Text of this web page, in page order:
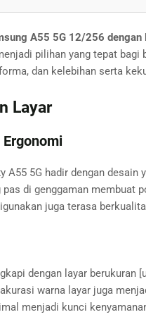
A55 5G 12/256 dengan
pilihan yang tepat bagi
dan kelebihan serta
Layar
A55 5G hadir dengan
pas di genggaman membuat
juga terasa
dengan layar berukuran
warna layar juga
menjadi kunci